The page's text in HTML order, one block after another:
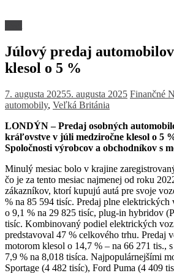
Júlový predaj
klesol o 5 %
7. augusta 20255. augusta 2025 Finančné
automobily, Veľká Británia
LONDÝN – Predaj osobných
kráľovstve v júli medziročne klesol o 5
Spoločnosti výrobcov a obchodníkov s
Minulý mesiac bolo v krajine
čo je za tento mesiac najmenej od roku
zákazníkov, ktorí kupujú autá pre svoje
% na 85 594 tisíc. Predaj plne
o 9,1 % na 29 825 tisíc, plug-in hybridov
tisíc. Kombinovaný podiel elektrických
predstavoval 47 % celkového trhu. Predaj
motorom klesol o 14,7 % – na 66 271 tis.,
7,9 % na 8,018 tisíca. Najpopulárnejšími
Sportage (4 482 tisíc), Ford Puma (4 409